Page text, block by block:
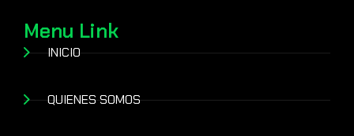
Menu Link
INICIO
QUIENES SOMOS